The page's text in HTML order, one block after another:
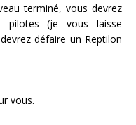
terminé, vous devrez
(je vous laisse
défaire un Reptilon
vous.